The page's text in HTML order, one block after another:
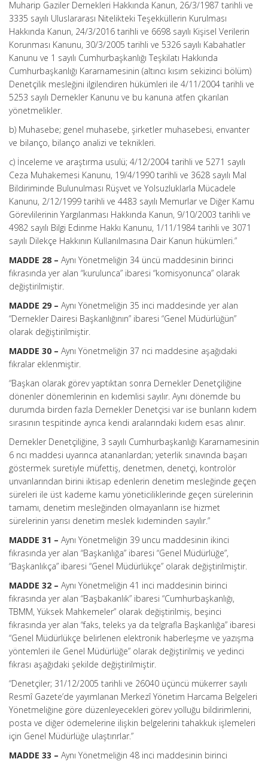
Muharip Gaziler Dernekleri Hakkında Kanun, 26/3/1987 tarihli ve
3335 sayılı Uluslararası Nitelikteki Teşekküllerin Kurulması
Hakkında Kanun, 24/3/2016 tarihli ve 6698 sayılı Kişisel Verilerin
Korunması Kanunu, 30/3/2005 tarihli ve 5326 sayılı Kabahatler
Kanunu ve 1 sayılı Cumhurbaşkanlığı Teşkilatı Hakkında
Cumhurbaşkanlığı Kararnamesinin (altıncı kısım sekizinci bölüm)
Denetçilik mesleğini ilgilendiren hükümleri ile 4/11/2004 tarihli ve
5253 sayılı Dernekler Kanunu ve bu kanuna atfen çıkarılan
yönetmelikler.
b) Muhasebe; genel muhasebe, şirketler muhasebesi, envanter
ve bilanço, bilanço analizi ve teknikleri.
c) İnceleme ve araştırma usulü; 4/12/2004 tarihli ve 5271 sayılı
Ceza Muhakemesi Kanunu, 19/4/1990 tarihli ve 3628 sayılı Mal
Bildiriminde Bulunulması Rüşvet ve Yolsuzluklarla Mücadele
Kanunu, 2/12/1999 tarihli ve 4483 sayılı Memurlar ve Diğer Kamu
Görevlilerinin Yargılanması Hakkında Kanun, 9/10/2003 tarihli ve
4982 sayılı Bilgi Edinme Hakkı Kanunu, 1/11/1984 tarihli ve 3071
sayılı Dilekçe Hakkının Kullanılmasına Dair Kanun hükümleri.”
MADDE 28 – Aynı Yönetmeliğin 34 üncü maddesinin birinci
fıkrasında yer alan “kurulunca” ibaresi “komisyonunca” olarak
değiştirilmiştir.
MADDE 29 – Aynı Yönetmeliğin 35 inci maddesinde yer alan
“Dernekler Dairesi Başkanlığının” ibaresi “Genel Müdürlüğün”
olarak değiştirilmiştir.
MADDE 30 – Aynı Yönetmeliğin 37 nci maddesine aşağıdaki
fıkralar eklenmiştir.
“Başkan olarak görev yaptıktan sonra Dernekler Denetçiliğine
dönenler dönemlerinin en kıdemlisi sayılır. Aynı dönemde bu
durumda birden fazla Dernekler Denetçisi var ise bunların kıdem
sırasının tespitinde ayrıca kendi aralarındaki kıdem esas alınır.
Dernekler Denetçiliğine, 3 sayılı Cumhurbaşkanlığı Kararnamesinin
6 ncı maddesi uyarınca atananlardan; yeterlik sınavında başarı
göstermek suretiyle müfettiş, denetmen, denetçi, kontrolör
unvanlarından birini iktisap edenlerin denetim mesleğinde geçen
süreleri ile üst kademe kamu yöneticiliklerinde geçen sürelerinin
tamamı, denetim mesleğinden olmayanların ise hizmet
sürelerinin yarısı denetim meslek kıdeminden sayılır.”
MADDE 31 – Aynı Yönetmeliğin 39 uncu maddesinin ikinci
fıkrasında yer alan “Başkanlığa” ibaresi “Genel Müdürlüğe”,
“Başkanlıkça” ibaresi “Genel Müdürlükçe” olarak değiştirilmiştir.
MADDE 32 – Aynı Yönetmeliğin 41 inci maddesinin birinci
fıkrasında yer alan “Başbakanlık” ibaresi “Cumhurbaşkanlığı,
TBMM, Yüksek Mahkemeler” olarak değiştirilmiş, beşinci
fıkrasında yer alan “faks, teleks ya da telgrafla Başkanlığa” ibaresi
“Genel Müdürlükçe belirlenen elektronik haberleşme ve yazışma
yöntemleri ile Genel Müdürlüğe” olarak değiştirilmiş ve yedinci
fıkrası aşağıdaki şekilde değiştirilmiştir.
“Denetçiler; 31/12/2005 tarihli ve 26040 üçüncü mükerrer sayılı
Resmî Gazete’de yayımlanan Merkezî Yönetim Harcama Belgeleri
Yönetmeliğine göre düzenleyecekleri görev yolluğu bildirimlerini,
posta ve diğer ödemelerine ilişkin belgelerini tahakkuk işlemeleri
için Genel Müdürlüğe ulaştırırlar.”
MADDE 33 – Aynı Yönetmeliğin 48 inci maddesinin birinci